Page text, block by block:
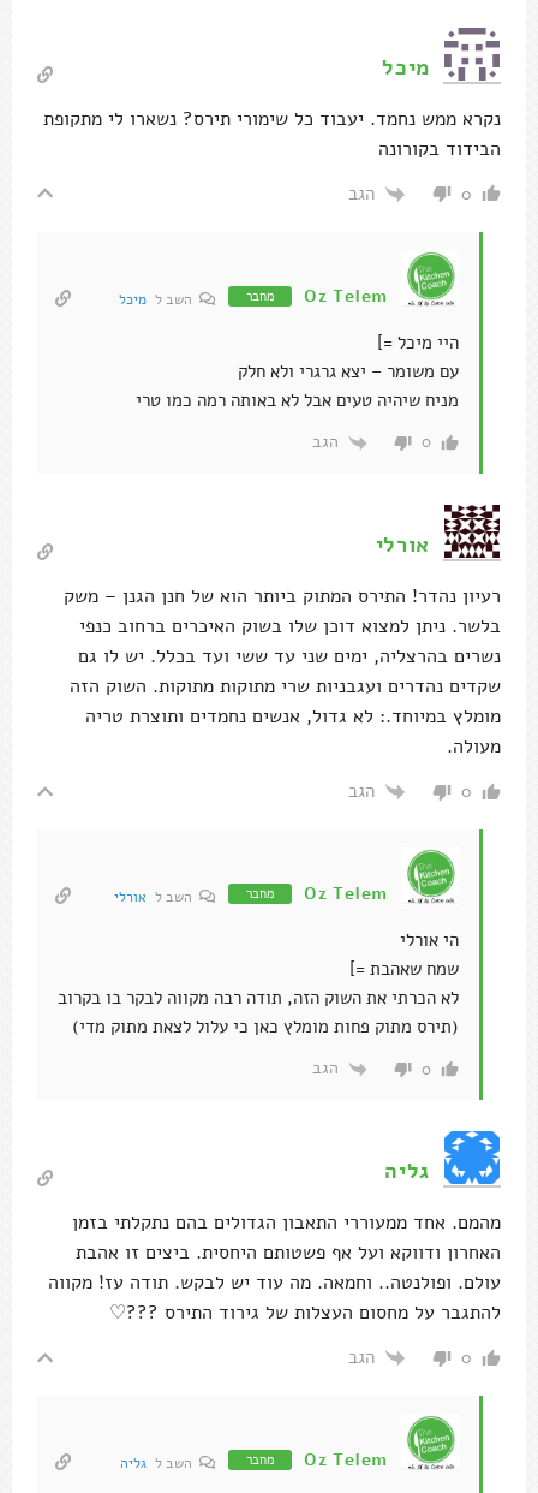
מיכל
נקרא ממש נחמד. יעבוד כל שימורי תירס? נשארו לי מתקופת
הבידוד בקורונה
0 הגב
Oz Telem מחבר השב ל מיכל
היי מיכל =]
עם משומר – יצא גרגרי ולא חלק
מניח שיהיה טעים אבל לא באותה רמה כמו טרי
0 הגב
אורלי
רעיון נהדר! התירס המתוק ביותר הוא של חנן הגנן – משק
בלשר. ניתן למצוא דוכן שלו בשוק האיכרים ברחוב כנפי
נשרים בהרצליה, ימים שני עד ששי ועד בכלל. יש לו גם
שקדים נהדרים ועגבניות שרי מתוקות מתוקות. השוק הזה
מומלץ במיוחד.: לא גדול, אנשים נחמדים ותוצרת טריה
מעולה.
0 הגב
Oz Telem מחבר השב ל אורלי
הי אורלי
שמח שאהבת =]
לא הכרתי את השוק הזה, תודה רבה מקווה לבקר בו בקרוב
(תירס מתוק פחות מומלץ כאן כי עלול לצאת מתוק מדי)
0 הגב
גליה
מהמם. אחד ממעוררי התאבון הגדולים בהם נתקלתי בזמן
האחרון ודווקא ועל אף פשטותם היחסית. ביצים זו אהבת
עולם. ופולנטה.. וחמאה. מה עוד יש לבקש. תודה עז! מקווה
להתגבר על מחסום העצלות של גירוד התירס ???♡
0 הגב
Oz Telem מחבר השב ל גליה